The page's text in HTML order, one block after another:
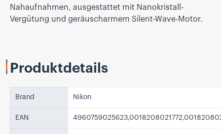
Nahaufnahmen, ausgestattet mit Nanokristall-
Vergütung und geräuscharmem Silent-Wave-Motor.
Produktdetails
Brand Nikon
EAN